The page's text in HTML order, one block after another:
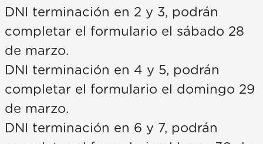
DNI terminación en 2 y 3, podrán
completar el formulario el sábado 28
de marzo.
DNI terminación en 4 y 5, podrán
completar el formulario el domingo 29
de marzo.
DNI terminación en 6 y 7, podrán